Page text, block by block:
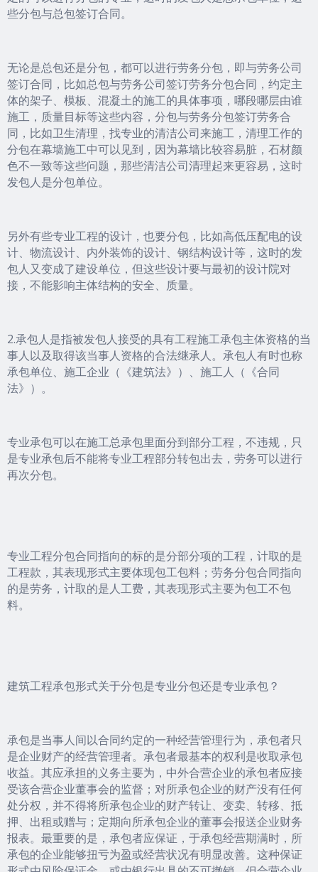
些分包与总包签订合同。
无论是总包还是分包，都可以进行劳务分包，即与劳务公司
签订合同，比如总包与劳务公司签订劳务分包合同，约定主
体的架子、模板、混凝土的施工的具体事项，哪段哪层由谁
施工，质量目标等这些内容，分包与劳务分包签订劳务合
同，比如卫生清理，找专业的清洁公司来施工，清理工作的
分包在幕墙施工中可以见到，因为幕墙比较容易脏，石材颜
色不一致等这些问题，那些清洁公司清理起来更容易，这时
发包人是分包单位。
另外有些专业工程的设计，也要分包，比如高低压配电的设
计、物流设计、内外装饰的设计、钢结构设计等，这时的发
包人又变成了建设单位，但这些设计要与最初的设计院对
接，不能影响主体结构的安全、质量。
2.承包人是指被发包人接受的具有工程施工承包主体资格的当
事人以及取得该当事人资格的合法继承人。承包人有时也称
承包单位、施工企业（《建筑法》）、施工人（《合同
法》）。
专业承包可以在施工总承包里面分到部分工程，不违规，只
是专业承包后不能将专业工程部分转包出去，劳务可以进行
再次分包。
专业工程分包合同指向的标的是分部分项的工程，计取的是
工程款，其表现形式主要体现包工包料；劳务分包合同指向
的是劳务，计取的是人工费，其表现形式主要为包工不包
料。
建筑工程承包形式关于分包是专业分包还是专业承包？
承包是当事人间以合同约定的一种经营管理行为，承包者只
是企业财产的经营管理者。承包者最基本的权利是收取承包
收益。其应承担的义务主要为，中外合营企业的承包者应接
受该合营企业董事会的监督；对所承包企业的财产没有任何
处分权，并不得将所承包企业的财产转让、变卖、转移、抵
押、出租或赠与；定期向所承包企业的董事会报送企业财务
报表。最重要的是，承包者应保证，于承包经营期满时，所
承包的企业能够扭亏为盈或经营状况有明显改善。这种保证